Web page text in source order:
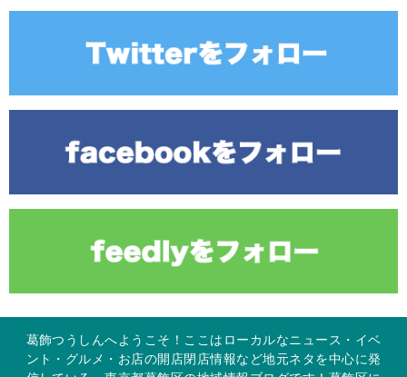
葛飾つうしんへようこそ！ここはローカルなニュース・イベ
ント・グルメ・お店の開店閉店情報など地元ネタを中心に発